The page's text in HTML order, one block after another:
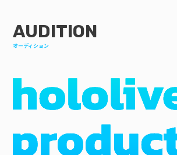
AUDITION
オーディション